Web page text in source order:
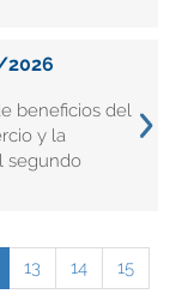
2026
beneficios del
y la
segundo
13 14
15